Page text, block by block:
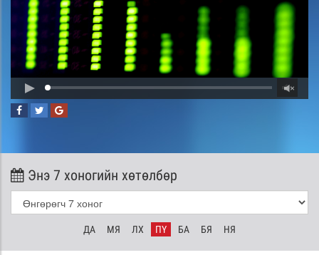
Энэ 7 хоногийн хөтөлбөр
ДА МЯ ЛХ ПҮ БА БЯ НЯ